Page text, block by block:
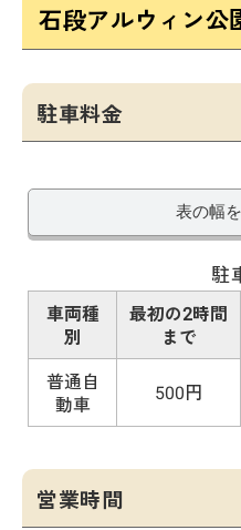
石段アルウィン公
駐車料金
表の幅
駐
車両種
別
最初の2時間
まで
普通自
動車
500円
営業時間